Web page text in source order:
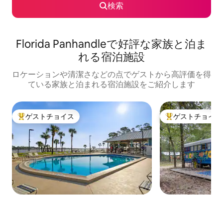
検索
Florida Panhandleで好評な家族と泊ま
れる宿泊施設
ロケーションや清潔さなどの点でゲストから高評価を得
ている家族と泊まれる宿泊施設をご紹介します
大好評のゲストチョイスです。
ゲストチョイス 大好評のゲスト
ゲストチョイス